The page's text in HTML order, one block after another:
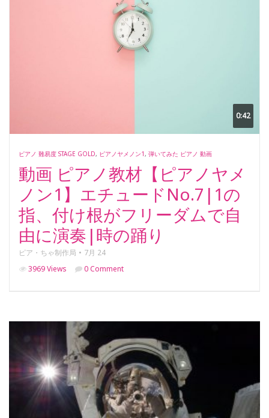
0:42
ピアノ 難易度 STAGE GOLD, ピアノヤメノン1 , 弾いてみた ピアノ 動画
動画 ピアノ教材【ピアノヤメ
ノン1】エチュードNo.7|1の
指、付け根がフリーダムで自
由に演奏|時の踊り
ピア・ちゃ制作局
7月 24
3969 Views
0 Comment